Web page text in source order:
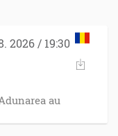
2026 / 19:30
au